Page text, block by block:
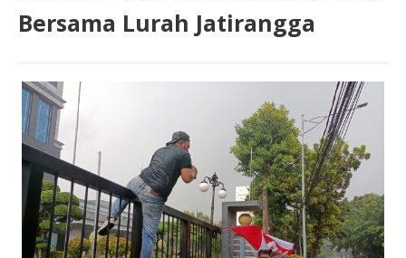
Bersama Lurah Jatirangga